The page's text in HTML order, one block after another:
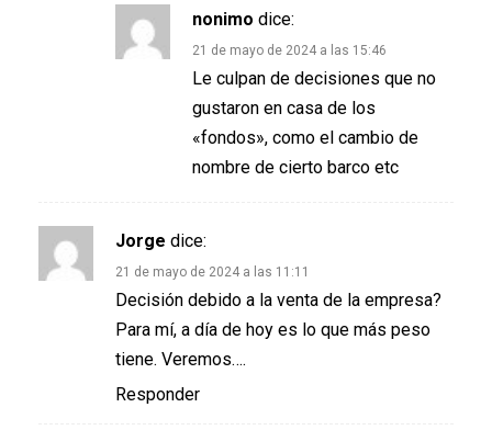
nonimo dice:
21 de mayo de 2024 a las 15:46
Le culpan de decisiones que no
gustaron en casa de los
«fondos», como el cambio de
nombre de cierto barco etc
Jorge dice:
21 de mayo de 2024 a las 11:11
Decisión debido a la venta de la empresa?
Para mí, a día de hoy es lo que más peso
tiene. Veremos….
Responder